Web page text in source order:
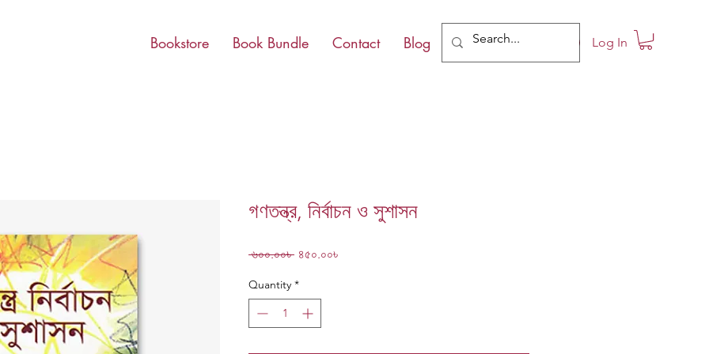
Bookstore Book Bundle Contact Blog Log In
গণতন্ত্র, নির্বাচন ও সুশাসন
৬০০.০০৳ Regular
৪৫০.০০৳Sale
Quantity *